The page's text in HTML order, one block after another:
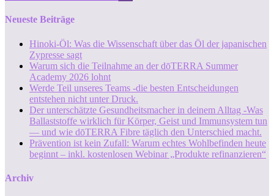
Neueste Beiträge
Hinoki-Öl: Was die Wissenschaft über das Öl der japanischen
Zypresse sagt
Warum sich die Teilnahme an der dōTERRA Summer
Academy 2026 lohnt
Werde Teil unseres Teams -die besten Entscheidungen
entstehen nicht unter Druck.
Der unterschätzte Gesundheitsmacher in deinem Alltag -Was
Ballaststoffe wirklich für Körper, Geist und Immunsystem tun
— und wie dōTERRA Fibre täglich den Unterschied macht.
Prävention ist kein Zufall: Warum echtes Wohlbefinden heute
beginnt – inkl. kostenlosen Webinar „Produkte refinanzieren“
Archiv